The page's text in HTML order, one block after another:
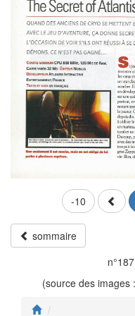
-10
sommaire
(source des images